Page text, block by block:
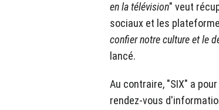
en la télévision" veut
sociaux et les
confier notre culture et le
lancé.
Au contraire, "SIX" a
rendez-vous